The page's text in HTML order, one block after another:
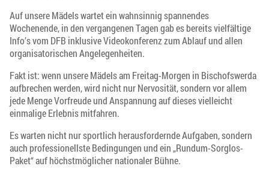
Auf unsere Mädels wartet ein wahnsinnig spannendes
Wochenende, in den vergangenen Tagen gab es bereits vielfältige
Info’s vom DFB inklusive Videokonferenz zum Ablauf und allen
organisatorischen Angelegenheiten.
Fakt ist: wenn unsere Mädels am Freitag-Morgen in Bischofswerda
aufbrechen werden, wird nicht nur Nervosität, sondern vor allem
jede Menge Vorfreude und Anspannung auf dieses vielleicht
einmalige Erlebnis mitfahren.
Es warten nicht nur sportlich herausfordernde Aufgaben, sondern
auch professionellste Bedingungen und ein „Rundum-Sorglos-
Paket“ auf höchstmöglicher nationaler Bühne.